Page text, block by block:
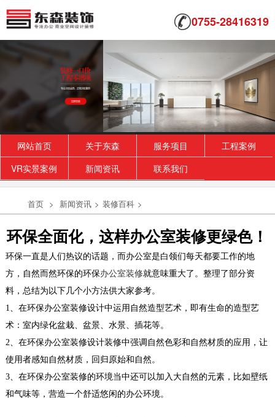
0755-28416319
网站首页 关于东森 服务项目
工程案例
VR实景案例
新闻资讯 联系我们
首页 > 新闻资讯 > 装修百科 >
环保全面化，这样办公室装修更绿色！
环保一直是人们热议的话题，而办公室是白领们每天都要工作的地
方，自然而然环保的环保办公室装修就意味重大了。整理了部分资
料，总结为以下几个小方法供大家参考。
1、在环保办公室装修设计中运用自然造型艺术，即有生命的造型艺
术：室内绿化盆栽、盆景、水景、插花等。
2、在环保办公室装修设计装修中强调自然色彩和自然材质的应用，让
使用者感知自然材质，回归原始和自然。
3、在环保办公室装修的环境当中还可以加入大自然的元素，比如壁纸
和气味等，营造一个舒适悠闲的办公环境。